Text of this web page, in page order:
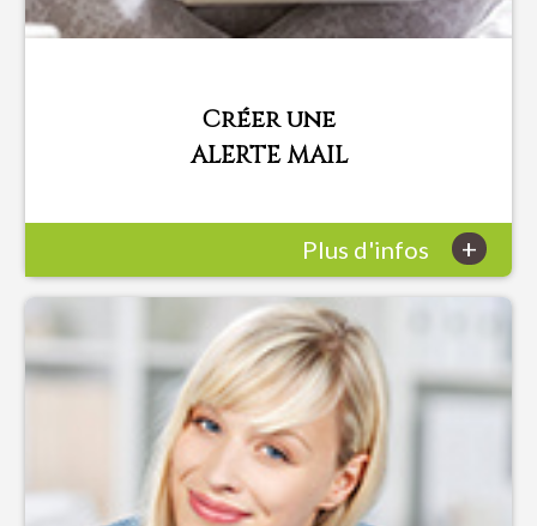
Créer une
ALERTE MAIL
Plus d'infos +